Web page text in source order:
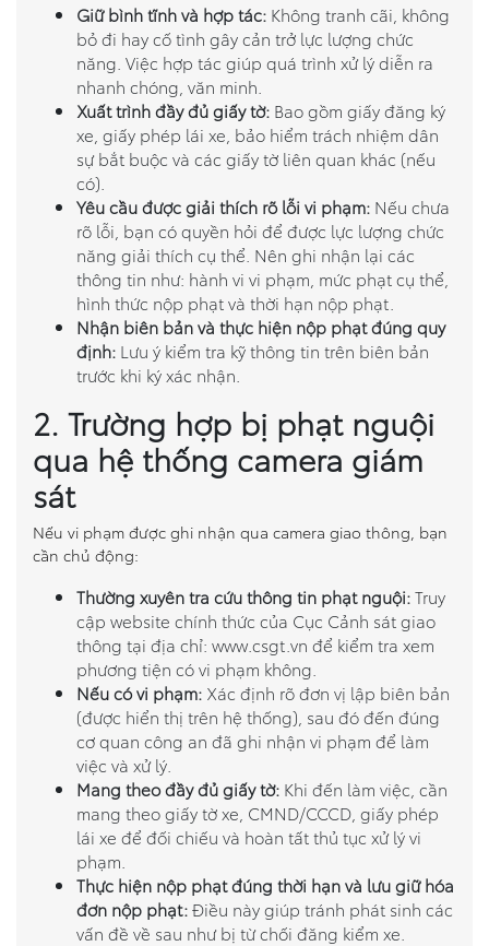
Giữ bình tĩnh và hợp tác: Không tranh cãi, không
bỏ đi hay cố tình gây cản trở lực lượng chức
năng. Việc hợp tác giúp quá trình xử lý diễn ra
nhanh chóng, văn minh.
Xuất trình đầy đủ giấy tờ: Bao gồm giấy đăng ký
xe, giấy phép lái xe, bảo hiểm trách nhiệm dân
sự bắt buộc và các giấy tờ liên quan khác (nếu
có).
Yêu cầu được giải thích rõ lỗi vi phạm: Nếu chưa
rõ lỗi, bạn có quyền hỏi để được lực lượng chức
năng giải thích cụ thể. Nên ghi nhận lại các
thông tin như: hành vi vi phạm, mức phạt cụ thể,
hình thức nộp phạt và thời hạn nộp phạt.
Nhận biên bản và thực hiện nộp phạt đúng quy
định: Lưu ý kiểm tra kỹ thông tin trên biên bản
trước khi ký xác nhận.
2. Trường hợp bị phạt nguội
qua hệ thống camera giám
sát
Nếu vi phạm được ghi nhận qua camera giao thông, bạn
cần chủ động:
Thường xuyên tra cứu thông tin phạt nguội:Truy
cập website chính thức của Cục Cảnh sát giao
thông tại địa chỉ: www.csgt.vn để kiểm tra xem
phương tiện có vi phạm không.
Nếu có vi phạm: Xác định rõ đơn vị lập biên bản
(được hiển thị trên hệ thống), sau đó đến đúng
cơ quan công an đã ghi nhận vi phạm để làm
việc và xử lý.
Mang theo đầy đủ giấy tờ: Khi đến làm việc, cần
mang theo giấy tờ xe, CMND/CCCD, giấy phép
lái xe để đối chiếu và hoàn tất thủ tục xử lý vi
phạm.
Thực hiện nộp phạt đúng thời hạn và lưu giữ hóa
đơn nộp phạt:Điều này giúp tránh phát sinh các
vấn đề về sau như bị từ chối đăng kiểm xe.